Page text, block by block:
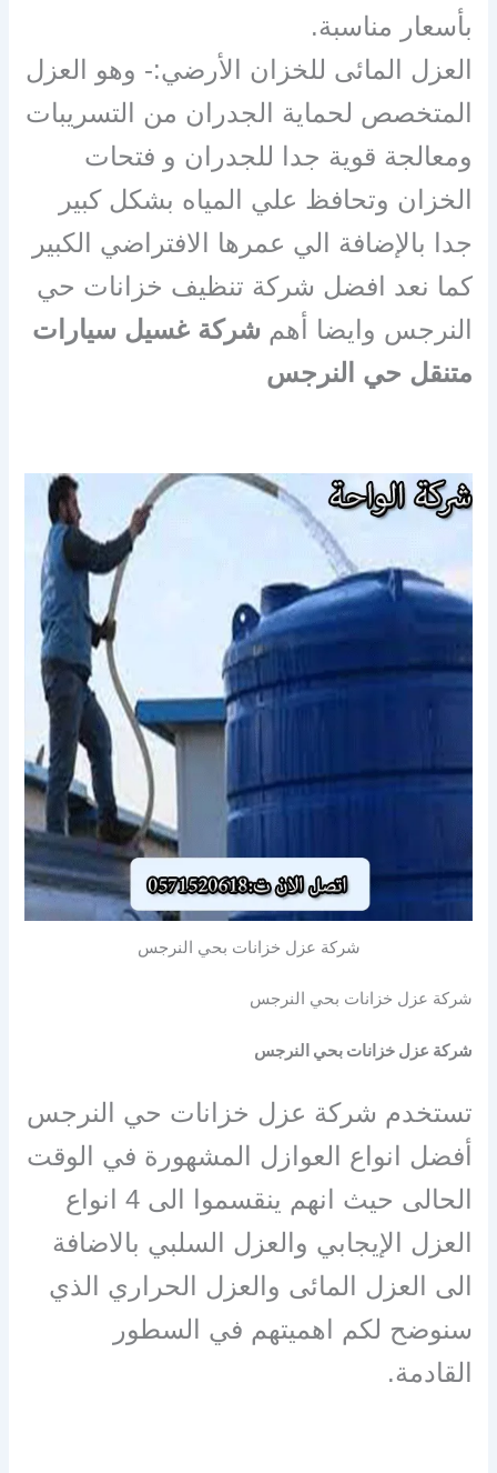
بأسعار مناسبة.
العزل المائى للخزان الأرضي:- وهو العزل
المتخصص لحماية الجدران من التسريبات
ومعالجة قوية جدا للجدران و فتحات
الخزان وتحافظ علي المياه بشكل كبير
جدا بالإضافة الي عمرها الافتراضي الكبير
كما نعد افضل شركة تنظيف خزانات حي
النرجس وايضا أهم شركة غسيل سيارات
متنقل حي النرجس
شركة عزل خزانات بحي النرجس
شركة عزل خزانات بحي النرجس
شركة عزل خزانات بحي النرجس
تستخدم شركة عزل خزانات حي النرجس
أفضل انواع العوازل المشهورة في الوقت
الحالى حيث انهم ينقسموا الى 4 انواع
العزل الإيجابي والعزل السلبي بالاضافة
الى العزل المائى والعزل الحراري الذي
سنوضح لكم اهميتهم في السطور
القادمة.